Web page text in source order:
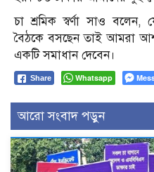
চা শ্রমিক স্বর্ণা সাও বলেন,
বৈঠকে বসছেন তাই আমরা
একটি সমাধান দেবেন।
Share Whatsapp
আরো সংবাদ পড়ুন